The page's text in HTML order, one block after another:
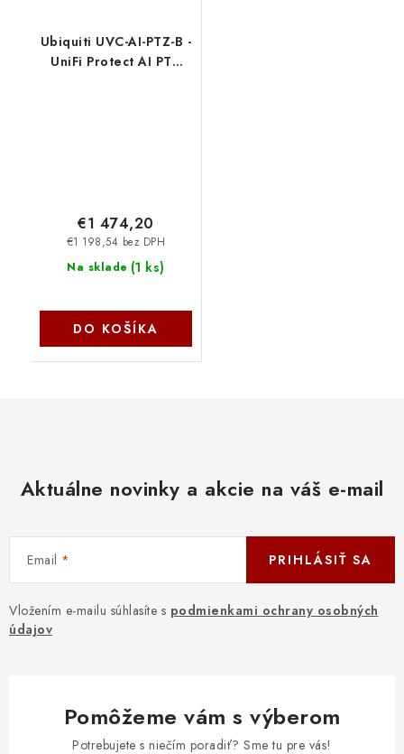
Ubiquiti UVC-AI-PTZ-B -
UniFi Protect AI PTZ
Na sklade (1 ks)
€1 198,54 bez DPH
€1 474,20
DO KOŠÍKA
Aktuálne novinky a akcie na váš e-mail
Email
Vložením e-mailu súhlasíte s podmienkami ochrany osobných
údajov
PRIHLÁSIŤ SA
Pomôžeme vám s výberom
Potrebujete s niečím poradiť? Sme tu pre vás!